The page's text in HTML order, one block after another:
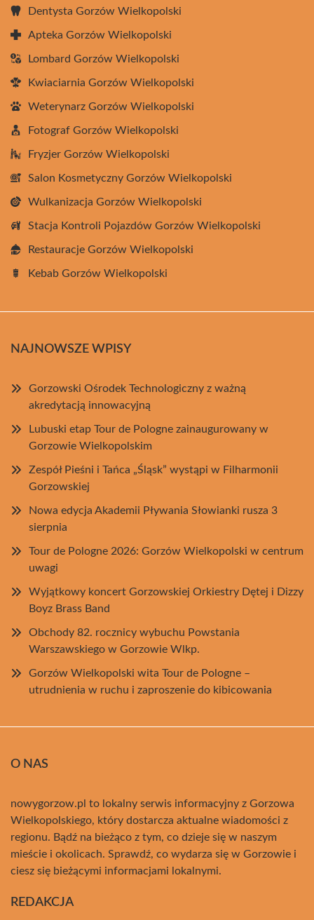
Dentysta Gorzów Wielkopolski
Apteka Gorzów Wielkopolski
Lombard Gorzów Wielkopolski
Kwiaciarnia Gorzów Wielkopolski
Weterynarz Gorzów Wielkopolski
Fotograf Gorzów Wielkopolski
Fryzjer Gorzów Wielkopolski
Salon Kosmetyczny Gorzów Wielkopolski
Wulkanizacja Gorzów Wielkopolski
Stacja Kontroli Pojazdów Gorzów Wielkopolski
Restauracje Gorzów Wielkopolski
Kebab Gorzów Wielkopolski
NAJNOWSZE WPISY
Gorzowski Ośrodek Technologiczny z ważną
akredytacją innowacyjną
Lubuski etap Tour de Pologne zainaugurowany w
Gorzowie Wielkopolskim
Zespół Pieśni i Tańca „Śląsk” wystąpi w Filharmonii
Gorzowskiej
Nowa edycja Akademii Pływania Słowianki rusza 3
sierpnia
Tour de Pologne 2026: Gorzów Wielkopolski w centrum
uwagi
Wyjątkowy koncert Gorzowskiej Orkiestry Dętej i Dizzy
Boyz Brass Band
Obchody 82. rocznicy wybuchu Powstania
Warszawskiego w Gorzowie Wlkp.
Gorzów Wielkopolski wita Tour de Pologne –
utrudnienia w ruchu i zaproszenie do kibicowania
O NAS
nowygorzow.pl to lokalny serwis informacyjny z Gorzowa
Wielkopolskiego, który dostarcza aktualne wiadomości z
regionu. Bądź na bieżąco z tym, co dzieje się w naszym
mieście i okolicach. Sprawdź, co wydarza się w Gorzowie i
ciesz się bieżącymi informacjami lokalnymi.
REDAKCJA